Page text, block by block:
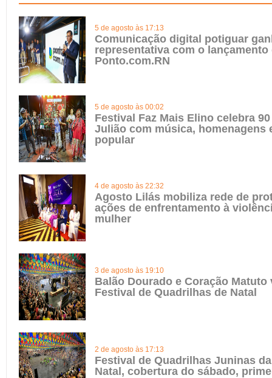
5 de agosto às 17:13
Comunicação digital potiguar
representativa com o lançamento
Ponto.com.RN
5 de agosto às 00:02
Festival Faz Mais Elino celebra
Julião com música, homenagens
popular
4 de agosto às 22:32
Agosto Lilás mobiliza rede de
ações de enfrentamento à
mulher
3 de agosto às 19:10
Balão Dourado e Coração Matuto
Festival de Quadrilhas de Natal
2 de agosto às 17:13
Festival de Quadrilhas Juninas
Natal, cobertura do sábado,